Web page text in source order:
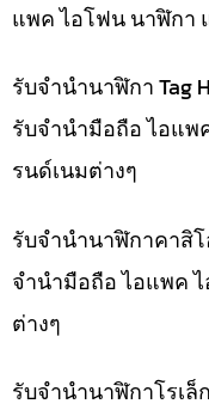
แพค ไอโฟน นาฬิกา
รับจำนำนาฬิกา Tag
รับจำนำมือถือ ไอแ
รนด์เนมต่างๆ
รับจำนำนาฬิกาคาสิ
จำนำมือถือ ไอแพค
ต่างๆ
รับจำนำนาฬิกาโรเ